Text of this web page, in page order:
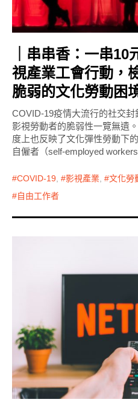
各期目錄
索取共誌
｜串串香：一串
視產業工會行動，
脆弱的文化勞動困
COVID-19疫情大流行的社交
影視勞動者的脆弱性一覽無遺
度上也反映了文化彈性勞動下
自僱者（self-employed
COVID-19 , 影視產業 , 文化勞
自由工作者